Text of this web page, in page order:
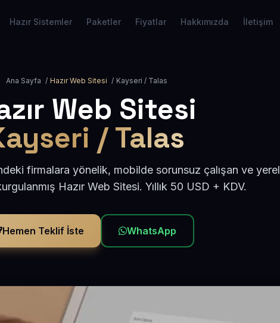
Hazır Sistemler Paketler Fiyatlar Hakkımızda İletişim
Ana Sayfa / Hazır Web Sitesi / Kayseri / Talas
Web Sitesi
/ Talas
firmalara yönelik, mobilde sorunsuz çalışan ve yerel
Hazır Web Sitesi. Yıllık 50 USD + KDV.
Hemen Teklif İste WhatsApp